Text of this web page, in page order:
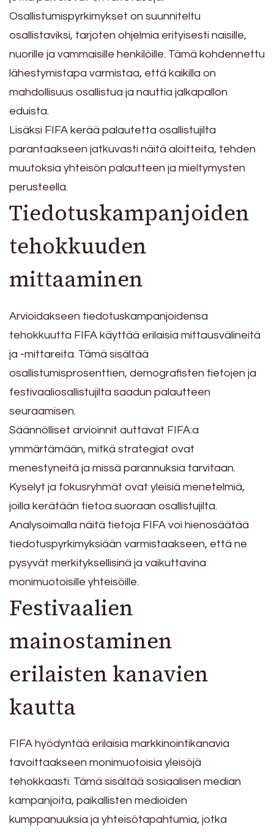
Osallistumispyrkimykset on suunniteltu
osallistaviksi, tarjoten ohjelmia erityisesti naisille,
nuorille ja vammaisille henkilöille. Tämä kohdennettu
lähestymistapa varmistaa, että kaikilla on
mahdollisuus osallistua ja nauttia jalkapallon
eduista.
Lisäksi FIFA kerää palautetta osallistujilta
parantaakseen jatkuvasti näitä aloitteita, tehden
muutoksia yhteisön palautteen ja mieltymysten
perusteella.
Tiedotuskampanjoiden
tehokkuuden
mittaaminen
Arvioidakseen tiedotuskampanjoidensa
tehokkuutta FIFA käyttää erilaisia mittausvälineitä
ja -mittareita. Tämä sisältää
osallistumisprosenttien, demografisten tietojen ja
festivaaliosallistujilta saadun palautteen
seuraamisen.
Säännölliset arvioinnit auttavat FIFA:a
ymmärtämään, mitkä strategiat ovat
menestyneitä ja missä parannuksia tarvitaan.
Kyselyt ja fokusryhmät ovat yleisiä menetelmiä,
joilla kerätään tietoa suoraan osallistujilta.
Analysoimalla näitä tietoja FIFA voi hienosäätää
tiedotuspyrkimyksiään varmistaakseen, että ne
pysyvät merkityksellisinä ja vaikuttavina
monimuotoisille yhteisöille.
Festivaalien
mainostaminen
erilaisten kanavien
kautta
FIFA hyödyntää erilaisia markkinointikanavia
tavoittaakseen monimuotoisia yleisöjä
tehokkaasti. Tämä sisältää sosiaalisen median
kampanjoita, paikallisten medioiden
kumppanuuksia ja yhteisötapahtumia, jotka